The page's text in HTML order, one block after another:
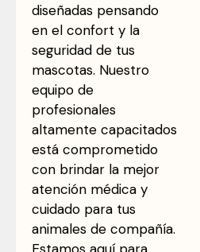
diseñadas pensando
en el confort y la
seguridad de tus
mascotas. Nuestro
equipo de
profesionales
altamente capacitados
está comprometido
con brindar la mejor
atención médica y
cuidado para tus
animales de compañía.